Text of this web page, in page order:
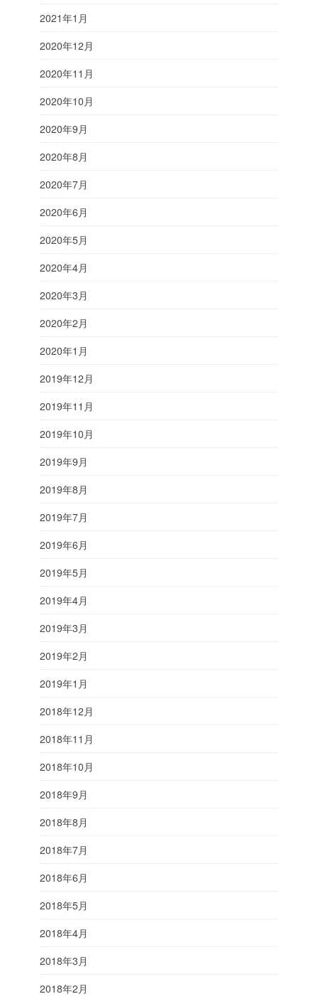
2021年1月
2020年12月
2020年11月
2020年10月
2020年9月
2020年8月
2020年7月
2020年6月
2020年5月
2020年4月
2020年3月
2020年2月
2020年1月
2019年12月
2019年11月
2019年10月
2019年9月
2019年8月
2019年7月
2019年6月
2019年5月
2019年4月
2019年3月
2019年2月
2019年1月
2018年12月
2018年11月
2018年10月
2018年9月
2018年8月
2018年7月
2018年6月
2018年5月
2018年4月
2018年3月
2018年2月